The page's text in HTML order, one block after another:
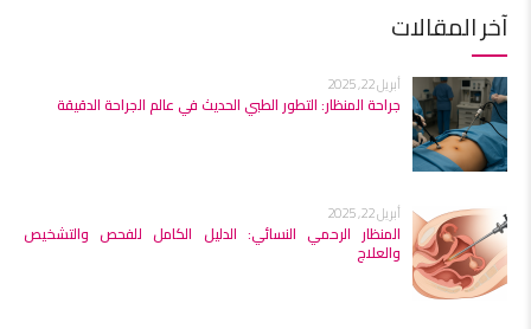
آخر المقالات
أبريل 22, 2025
جراحة المنظار: التطور الطبي الحديث في عالم الجراحة الدقيقة
أبريل 22, 2025
المنظار الرحمي النسائي: الدليل الكامل للفحص والتشخيص
والعلاج